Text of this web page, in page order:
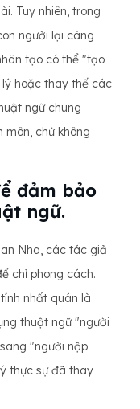
Tuy nhiên, trong
người lại càng
tạo có thể "tạo
hoặc thay thế các
ngữ chung
môn, chứ không
đảm bảo
ngữ.
Nha, các tác giả
chỉ phong cách.
nhất quán là
thuật ngữ "người
"người nộp
thực sự đã thay